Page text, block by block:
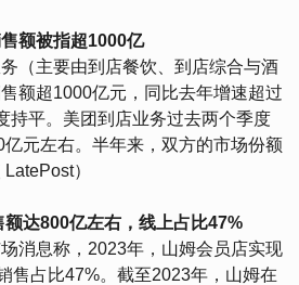
额被指超1000亿
（主要由到店餐饮、到店综合与酒
额超1000亿元，同比去年增速超过
持平。美团到店业务过去两个季度
元左右。半年来，双方的市场份额
）
达800亿左右，线上占比47%
场消息称，2023年，山姆会员店实现
售占比47%。截至2023年，山姆在